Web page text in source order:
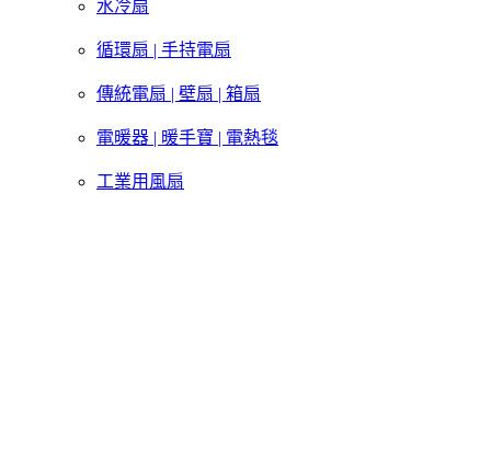
水冷扇
循環扇 | 手持電扇
傳統電扇 | 壁扇 | 箱扇
電暖器 | 暖手寶 | 電熱毯
工業用風扇